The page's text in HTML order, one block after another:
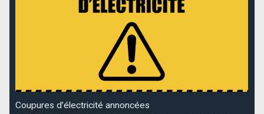
Coupures d’électricité annoncées